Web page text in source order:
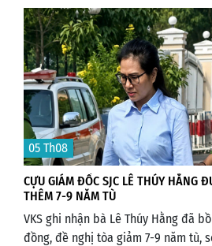
05 Th08
CỰU GIÁM ĐỐC SJC LÊ THÚY HẰNG
THÊM 7-9 NĂM TÙ
VKS ghi nhận bà Lê Thúy Hằng đã
đồng, đề nghị tòa giảm 7-9 năm tù,